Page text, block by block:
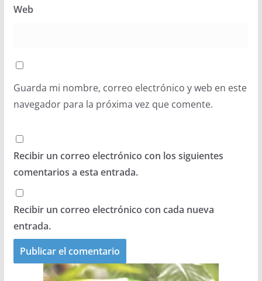
Web
Guarda mi nombre, correo electrónico y web en este
navegador para la próxima vez que comente.
Recibir un correo electrónico con los siguientes
comentarios a esta entrada.
Recibir un correo electrónico con cada nueva
entrada.